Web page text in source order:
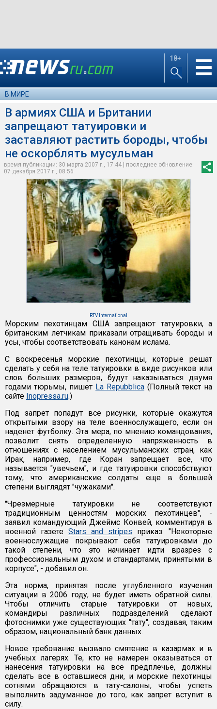
18+ ☰
В МИРЕ
В армиях США и Британии
запрещают татуировки и
заставляют растить бороды, чтобы
не оскорблять мусульман
время публикации: 30 марта 2007 г., 17:44 | последнее обновление:
07 декабря 2017 г., 08:56
RTV International
Морским пехотинцам США запрещают татуировки, а
британским летчикам приказали отращивать бороды и
усы, чтобы соответствовать канонам ислама.
С воскресенья морские пехотинцы, которые решат
сделать у себя на теле татуировки в виде рисунков или
слов больших размеров, будут наказываться двумя
годами тюрьмы, пишет La Repubblica (Полный текст на
сайте Inopressa.ru.)
Под запрет попадут все рисунки, которые окажутся
открытыми взору на теле военнослужащего, если он
наденет футболку. Эта мера, по мнению командования,
позволит снять определенную напряженность в
отношениях с населением мусульманских стран, как
Ирак, например, где Коран запрещает все, что
называется "увечьем", и где татуировки способствуют
тому, что американские солдаты еще в большей
степени выглядят "чужаками".
"Чрезмерные татуировки не соответствуют
традиционным ценностям морских пехотинцев", -
заявил командующий Джеймс Конвей, комментируя в
военной газете Stars and stripes приказ. "Некоторые
военнослужащие покрывают себя татуировками до
такой степени, что это начинает идти вразрез с
профессиональным духом и стандартами, принятыми в
корпусе", - добавил он.
Эта норма, принятая после углубленного изучения
ситуации в 2006 году, не будет иметь обратной силы.
Чтобы отличить старые татуировки от новых,
командиры различных подразделений сделают
фотоснимки уже существующих "тату", создавая, таким
образом, национальный банк данных.
Новое требование вызвало смятение в казармах и в
учебных лагерях. Те, кто не намерен оказываться от
нанесения татуировки на все предплечье, должны
сделать все в оставшиеся дни, и морские пехотинцы
сотнями обращаются в тату-салоны, чтобы успеть
выполнить задуманное до того, как запрет вступит в
силу.